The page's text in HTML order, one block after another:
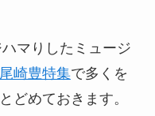
マりしたミュージ
尾崎豊特集で多くを
どめておきます。